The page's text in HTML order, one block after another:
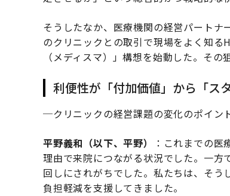
そうしたなか、医療機関の経営パート
のクリニックとの取引で現場をよく知
（メディスマ）」構想を始動した。その
利便性が「付加価値」から「ス
─クリニックの経営課題の変化のポイン
平野義和（以下、平野）
：これまでの
理由で来院につながる状況でした。一
回しにされがちでした。私たちは、そ
負担軽減を支援してきました。